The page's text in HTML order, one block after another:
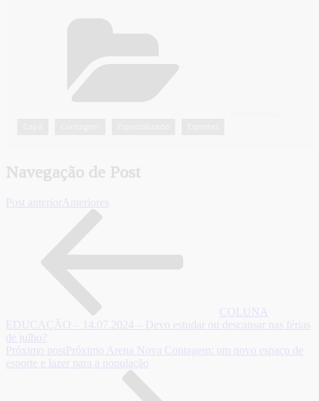
Navegação de Post
Post anterior Anteriores
COLUNA
EDUCAÇÃO – 14.07.2024 – Devo estudar ou descansar nas férias
de julho?
Próximo post Próximo Arena Nova Contagem: um novo espaço de
esporte e lazer para a população